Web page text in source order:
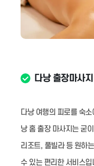
다낭 출장마사
다낭 여행의 피로를 숙
낭 홈 출장 마사지는 굳
리조트, 풀빌라 등 원하
수 있는 편리한 서비스